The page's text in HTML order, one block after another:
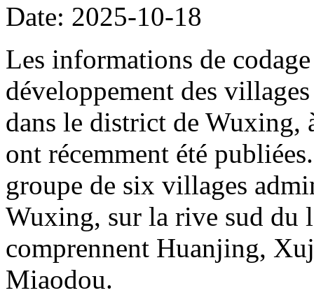
Date: 2025-10-18
Les informations de
développement des
dans le district de Wuxing,
ont récemment été
groupe de six villages
Wuxing, sur la rive sud du
comprennent Huanjing,
Miaodou.